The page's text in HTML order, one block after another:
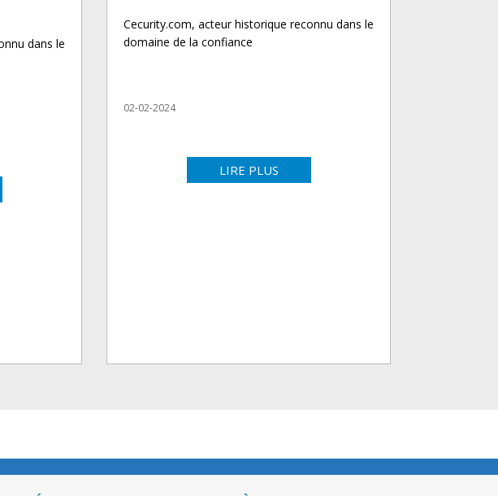
dans le
Cecurity.com, acteur historique reconnu dans le
domaine de la confiance
02-02-2024
LIRE PLUS